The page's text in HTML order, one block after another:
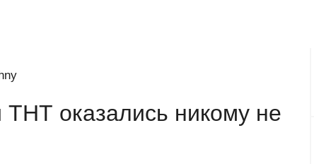
оказались никому не